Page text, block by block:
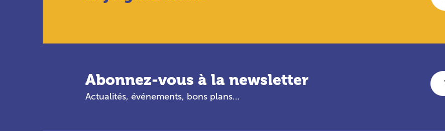
Abonnez-vous à la newsletter
Actualités, événements, bons plans…
Votre adresse e-mail